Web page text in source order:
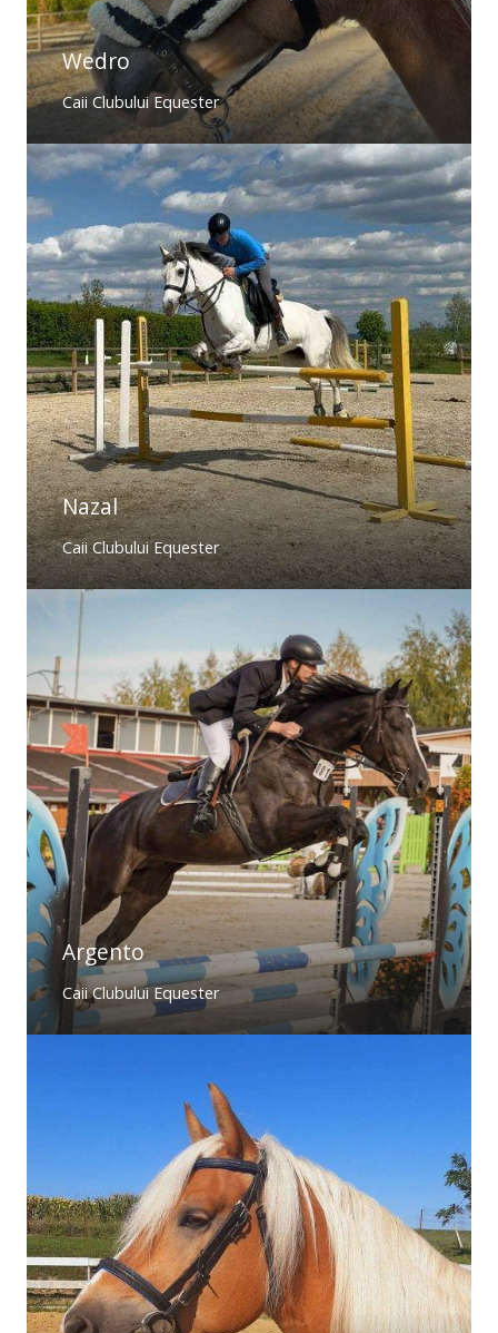
Wedro
Caii Clubului Equester
Nazal
Caii Clubului Equester
Argento
Caii Clubului Equester